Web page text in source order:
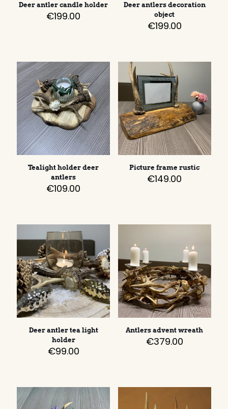
Deer antler candle holder
€199.00
Deer antlers decoration
object
€199.00
Tealight holder deer
antlers
€109.00
Picture frame rustic
€149.00
Deer antler tea light
holder
€99.00
Antlers advent wreath
€379.00